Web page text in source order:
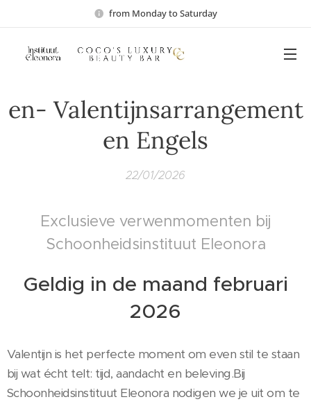
from Monday to Saturday
en- Valentijnsarrangement
en Engels
22/01/2026
Exclusieve verwenmomenten bij
Schoonheidsinstituut Eleonora
Geldig in de maand februari
2026
Valentijn is het perfecte moment om even stil te staan
bij wat écht telt: tijd, aandacht en beleving.Bij
Schoonheidsinstituut Eleonora nodigen we je uit om te